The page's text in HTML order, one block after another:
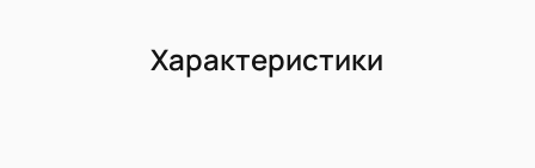
Характеристики